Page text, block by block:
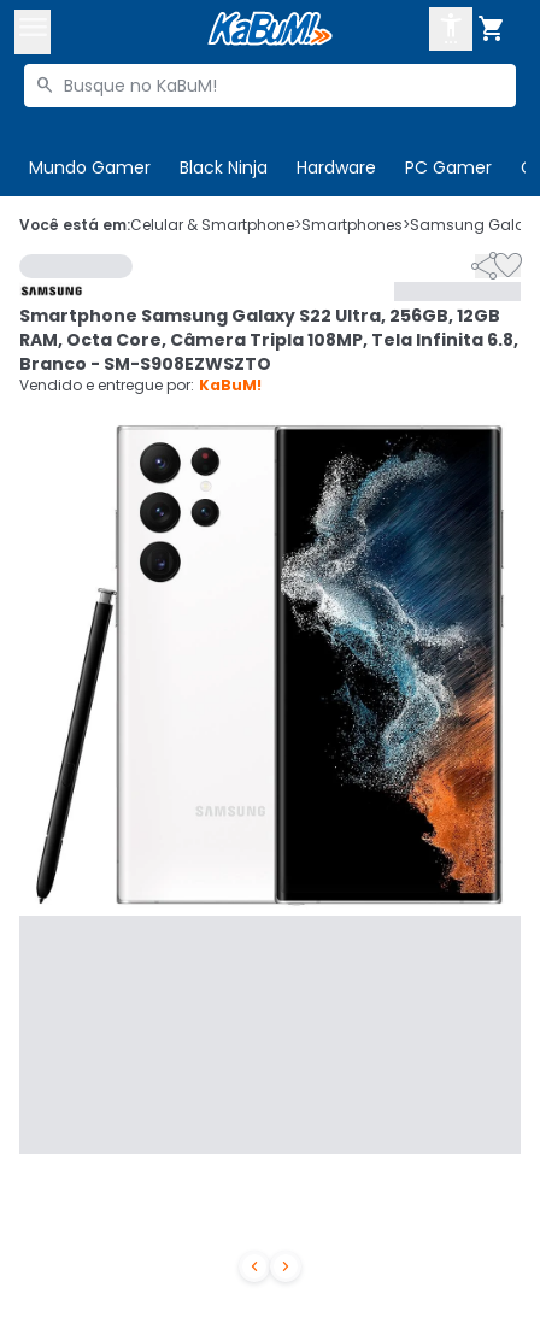

Buscar produtos

Mundo Gamer Black Ninja Hardware PC Gamer
 Olá. Acesse sua conta
 Departamentos
Cupons
Mais Vendidos
Ativar tradutor em libras
CADASTRE-SE
Você está em:Celular & Smartphone>Smartphones>Samsung Galaxy
 

Smartphone Samsung Galaxy S22 Ultra, 256GB, 12GB
RAM, Octa Core, Câmera Tripla 108MP, Tela Infinita 6.8,
Branco - SM-S908EZWSZTO
Vendido e entregue por: KaBuM!